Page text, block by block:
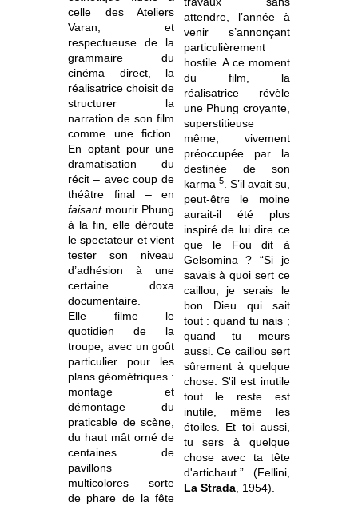
celle des Ateliers
Varan, et
respectueuse de la
grammaire du
cinéma direct, la
réalisatrice choisit de
structurer la
narration de son film
comme une fiction.
En optant pour une
dramatisation du
récit – avec coup de
théâtre final – en
faisantmourir Phung
à la fin, elle déroute
le spectateur et vient
tester son niveau
d’adhésion à une
certaine doxa
documentaire.
Elle filme le
quotidien de la
troupe, avec un goût
particulier pour les
plans géométriques :
montage et
démontage du
praticable de scène,
du haut mât orné de
centaines de
pavillons
multicolores – sorte
de phare de la fête
attendre, l’année à
venir s’annonçant
particulièrement
hostile. A ce moment
du film, la
réalisatrice révèle
une Phung croyante,
superstitieuse
même, vivement
préoccupée par la
destinée de son
karma 5. S’il avait su,
peut-être le moine
aurait-il été plus
inspiré de lui dire ce
que le Fou dit à
Gelsomina ? “Si je
savais à quoi sert ce
caillou, je serais le
bon Dieu qui sait
tout : quand tu nais ;
quand tu meurs
aussi. Ce caillou sert
sûrement à quelque
chose. S'il est inutile
tout le reste est
inutile, même les
étoiles. Et toi aussi,
tu sers à quelque
chose avec ta tête
d'artichaut.” (Fellini,
La Strada, 1954).